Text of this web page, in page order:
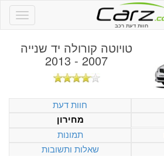
חוות דעת רכב
טויוטה קורולה יד שנייה
2007 - 2013
חוות דעת
מחירון
תמונות
שאלות ותשובות